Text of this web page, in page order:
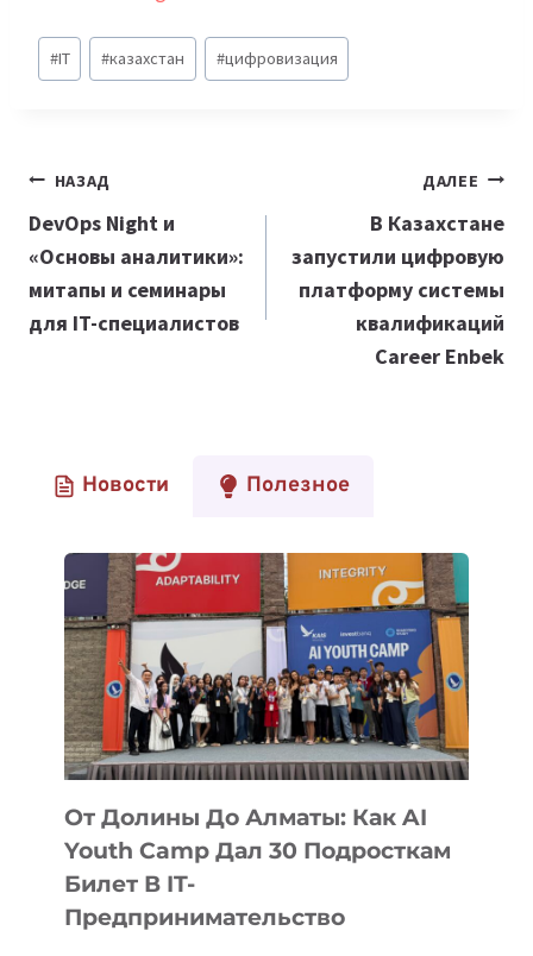
Метки
записи:
#IT #казахстан #цифровизация
Навигация
по
записям
НАЗАД
DevOps Night и
«Основы аналитики»:
митапы и семинары
для IT-специалистов
ДАЛЕЕ
В Казахстане
запустили цифровую
платформу системы
квалификаций
Career Enbek
Новости Полезное
От Долины До Алматы: Как AI
Youth Camp Дал 30 Подросткам
Билет В IT-
Предпринимательство